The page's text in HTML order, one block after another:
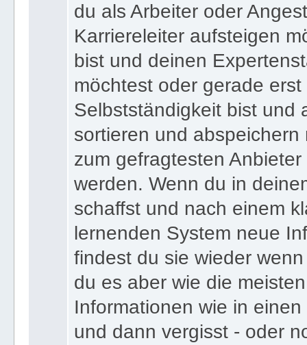
meisten Situationen
du als Arbeiter oder
Karriereleiter aufsteigen
bist und deinen
möchtest oder gerade
Selbstständigkeit bist und
sortieren und
zum gefragtesten
werden. Wenn du in
schaffst und nach einem
lernenden System neue
findest du sie wieder
du es aber wie die
Informationen wie in